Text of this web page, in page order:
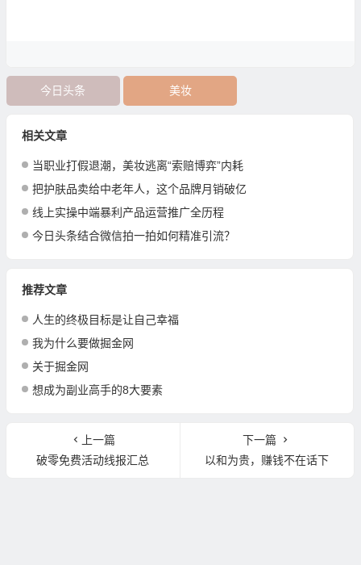
今日头条 美妆
相关文章
当职业打假退潮，美妆逃离“索赔博弈”内耗
把护肤品卖给中老年人，这个品牌月销破亿
线上实操中端暴利产品运营推广全历程
今日头条结合微信拍一拍如何精准引流？
推荐文章
人生的终极目标是让自己幸福
我为什么要做掘金网
关于掘金网
想成为副业高手的8大要素
上一篇
破零免费活动线报汇总
下一篇
以和为贵，赚钱不在话下